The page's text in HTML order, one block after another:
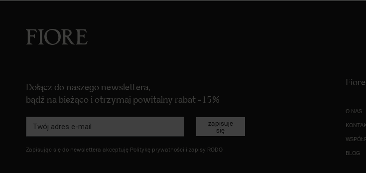
Dołącz do naszego newslettera,
bądź na bieżąco i otrzymaj powitalny rabat -15%
zapisuje
się
Zapisując się do newslettera akceptuję Politykę prywatności i zapisy RODO
Fiore
O NAS
BLOG